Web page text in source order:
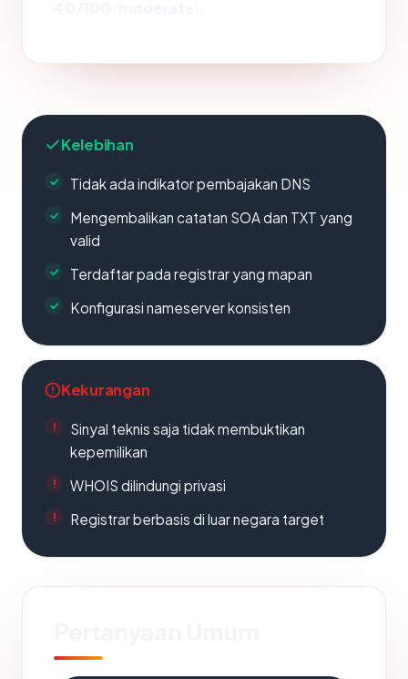
Kelebihan
Tidak ada indikator pembajakan DNS
Mengembalikan catatan SOA dan TXT yang
valid
Terdaftar pada registrar yang mapan
Konfigurasi nameserver konsisten
Kekurangan
Sinyal teknis saja tidak membuktikan
kepemilikan
WHOIS dilindungi privasi
Registrar berbasis di luar negara target